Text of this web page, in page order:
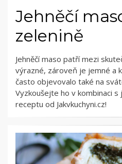
Jehněčí
zelenině
Jehněčí maso patří mezi
výrazné, zároveň je jemné a
často objevovalo také na
Vyzkoušejte ho v kombinaci s
receptu od Jakvkuchyni.cz!